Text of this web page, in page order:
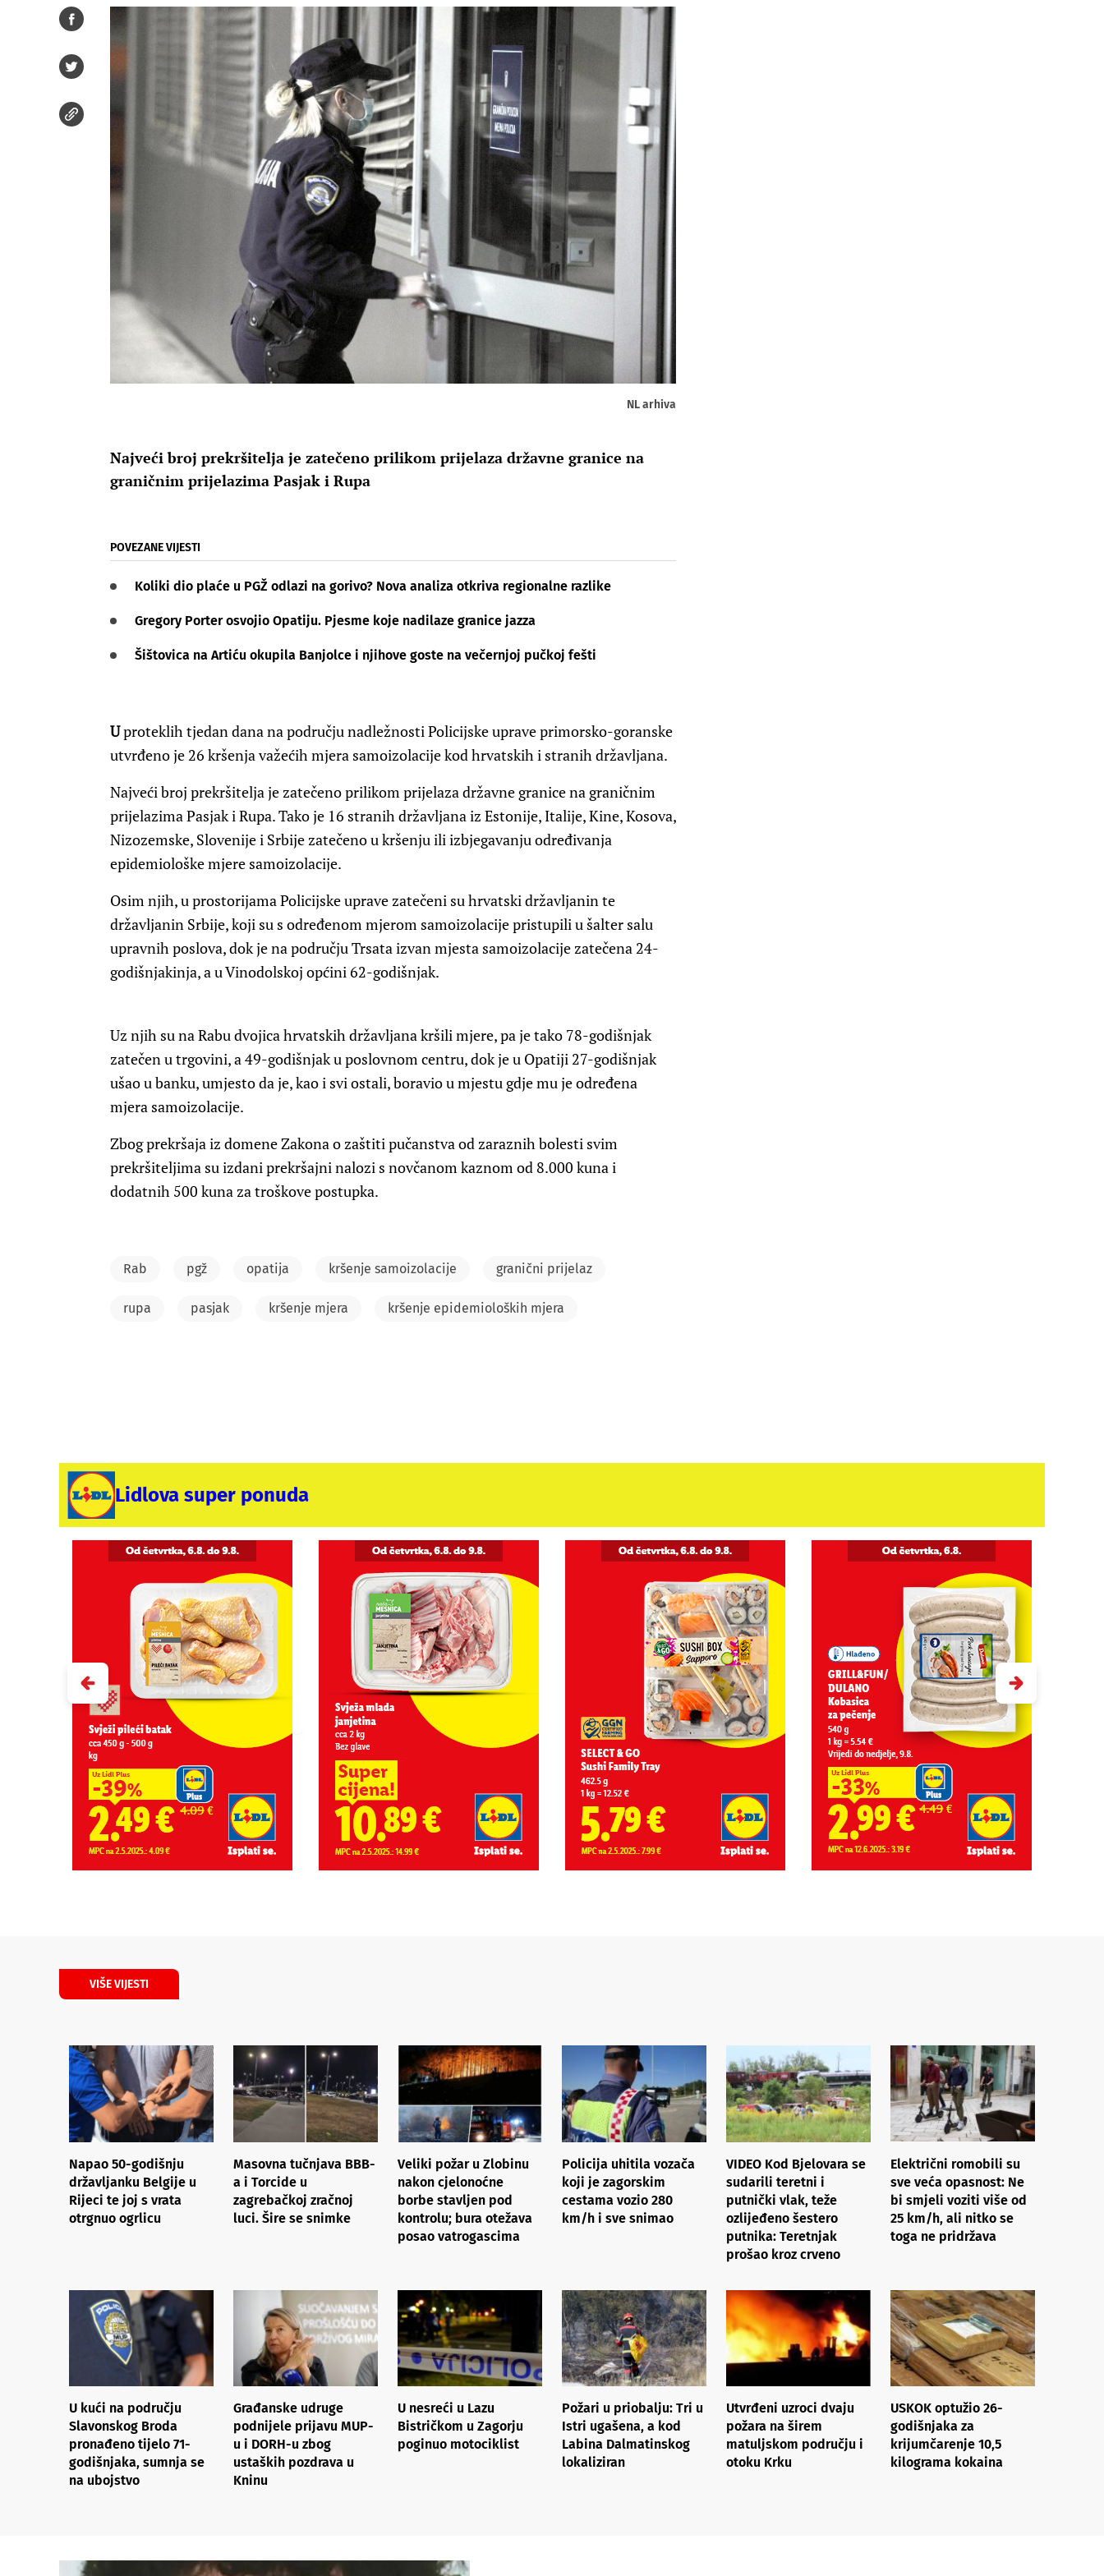
NL arhiva
Najveći broj prekršitelja je zatečeno prilikom prijelaza državne granice na
graničnim prijelazima Pasjak i Rupa
POVEZANE VIJESTI
Koliki dio plaće u PGŽ odlazi na gorivo? Nova analiza otkriva regionalne razlike​
Gregory Porter osvojio Opatiju. Pjesme koje nadilaze granice jazza
Šištovica na Artiću okupila Banjolce i njihove goste na večernjoj pučkoj fešti
Uproteklih tjedan dana na području nadležnosti Policijske uprave primorsko-goranske
utvrđeno je 26 kršenja važećih mjera samoizolacije kod hrvatskih i stranih državljana.
Najveći broj prekršitelja je zatečeno prilikom prijelaza državne granice na graničnim
prijelazima Pasjak i Rupa. Tako je 16 stranih državljana iz Estonije, Italije, Kine, Kosova,
Nizozemske, Slovenije i Srbije zatečeno u kršenju ili izbjegavanju određivanja
epidemiološke mjere samoizolacije.
Osim njih, u prostorijama Policijske uprave zatečeni su hrvatski državljanin te
državljanin Srbije, koji su s određenom mjerom samoizolacije pristupili u šalter salu
upravnih poslova, dok je na području Trsata izvan mjesta samoizolacije zatečena 24-
godišnjakinja, a u Vinodolskoj općini 62-godišnjak.
Uz njih su na Rabu dvojica hrvatskih državljana kršili mjere, pa je tako 78-godišnjak
zatečen u trgovini, a 49-godišnjak u poslovnom centru, dok je u Opatiji 27-godišnjak
ušao u banku, umjesto da je, kao i svi ostali, boravio u mjestu gdje mu je određena
mjera samoizolacije.
Zbog prekršaja iz domene Zakona o zaštiti pučanstva od zaraznih bolesti svim
prekršiteljima su izdani prekršajni nalozi s novčanom kaznom od 8.000 kuna i
dodatnih 500 kuna za troškove postupka.
Rab pgž opatija kršenje samoizolacije granični prijelaz
rupa pasjak kršenje mjera kršenje epidemioloških mjera
Lidlova super ponuda
VIŠE VIJESTI
Napao 50-godišnju
državljanku Belgije u
Rijeci te joj s vrata
otrgnuo ogrlicu
Masovna tučnjava BBB-
a i Torcide u
zagrebačkoj zračnoj
luci. Šire se snimke
Veliki požar u Zlobinu
nakon cjelonoćne
borbe stavljen pod
kontrolu; bura otežava
posao vatrogascima
Policija uhitila vozača
koji je zagorskim
cestama vozio 280
km/h i sve snimao
VIDEO Kod Bjelovara se
sudarili teretni i
putnički vlak, teže
ozlijeđeno šestero
putnika: Teretnjak
prošao kroz crveno
Električni romobili su
sve veća opasnost: Ne
bi smjeli voziti više od
25 km/h, ali nitko se
toga ne pridržava
U kući na području
Slavonskog Broda
pronađeno tijelo 71-
godišnjaka, sumnja se
na ubojstvo
Građanske udruge
podnijele prijavu MUP-
u i DORH-u zbog
ustaških pozdrava u
Kninu
U nesreći u Lazu
Bistričkom u Zagorju
poginuo motociklist
Požari u priobalju: Tri u
Istri ugašena, a kod
Labina Dalmatinskog
lokaliziran
Utvrđeni uzroci dvaju
požara na širem
matuljskom području i
otoku Krku
USKOK optužio 26-
godišnjaka za
krijumčarenje 10,5
kilograma kokaina